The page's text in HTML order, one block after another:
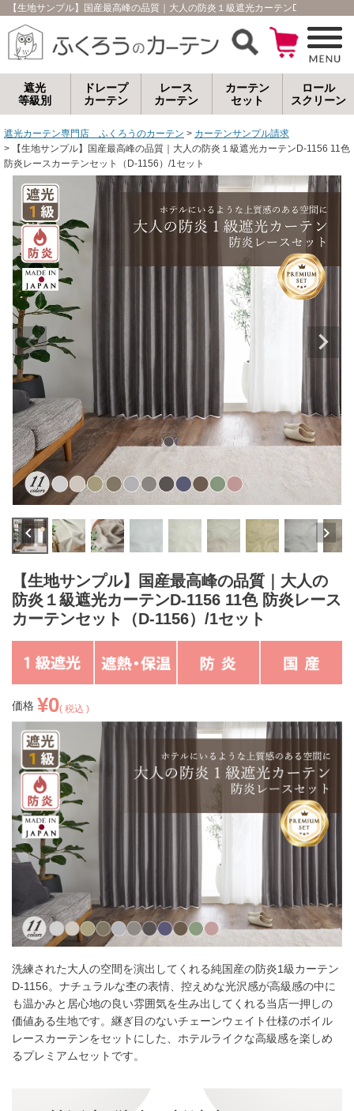
【生地サンプル】国産最高峰の品質｜大人の防炎１級遮光カーテンD-1156 11
遮光
等級別
ドレープ
カーテン
レース
カーテン
カーテン
セット
ロール
スクリーン
遮光カーテン専門店 ふくろうのカーテン
カーテンサンプル請求
【生地サンプル】国産最高峰の品質｜大人の防炎１級遮光カーテンD-1156 11色
防炎レースカーテンセット（D-1156）/1セット
【生地サンプル】国産最高峰の品質｜大人の
防炎１級遮光カーテンD-1156 11色 防炎レース
カーテンセット（D-1156）/1セット
価格 ¥0 税込
洗練された大人の空間を演出してくれる純国産の防炎1級カーテン
D-1156。ナチュラルな杢の表情、控えめな光沢感が高級感の中に
も温かみと居心地の良い雰囲気を生み出してくれる当店一押しの
価値ある生地です。継ぎ目のないチェーンウェイト仕様のボイル
レースカーテンをセットにした、ホテルライクな高級感を楽しめ
るプレミアムセットです。